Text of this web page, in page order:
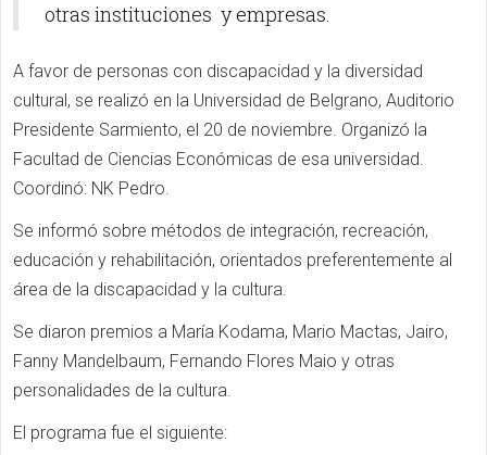
otras instituciones y empresas.
A favor de personas con discapacidad y la diversidad
cultural, se realizó en la Universidad de Belgrano, Auditorio
Presidente Sarmiento, el 20 de noviembre. Organizó la
Facultad de Ciencias Económicas de esa universidad.
Coordinó: NK Pedro.
Se informó sobre métodos de integración, recreación,
educación y rehabilitación, orientados preferentemente al
área de la discapacidad y la cultura.
Se diaron premios a María Kodama, Mario Mactas, Jairo,
Fanny Mandelbaum, Fernando Flores Maio y otras
personalidades de la cultura.
El programa fue el siguiente: